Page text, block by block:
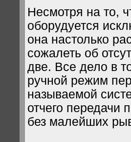
Несмотря на то,
оборудуется
она настолько
сожалеть об
две. Все дело в
ручной режим
называемой
отчего передачи
без малейших